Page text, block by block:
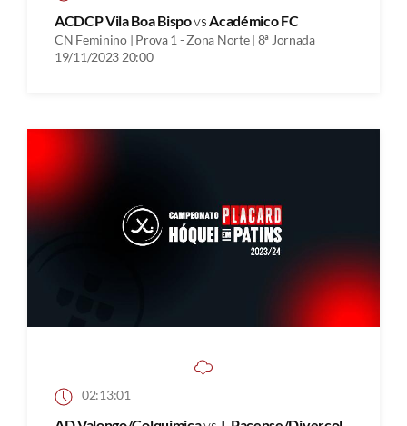
ACDCP Vila Boa BispovsAcadémico FC
CN Feminino | Prova 1 - Zona Norte | 8ª Jornada
19/11/2023 20:00
02:13:01